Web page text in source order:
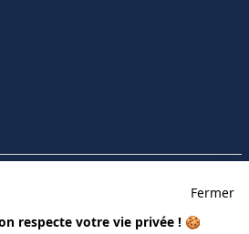
Fermer
respecte votre vie privée ! 🍪